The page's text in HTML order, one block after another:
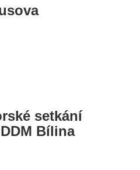
setkání
Bílina